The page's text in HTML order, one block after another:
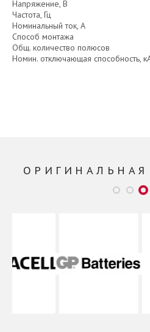
Напряжение, В
Частота, Гц
Номинальный ток, А
Способ монтажа
Общ. количество полюсов
Номин. отключающая способность,